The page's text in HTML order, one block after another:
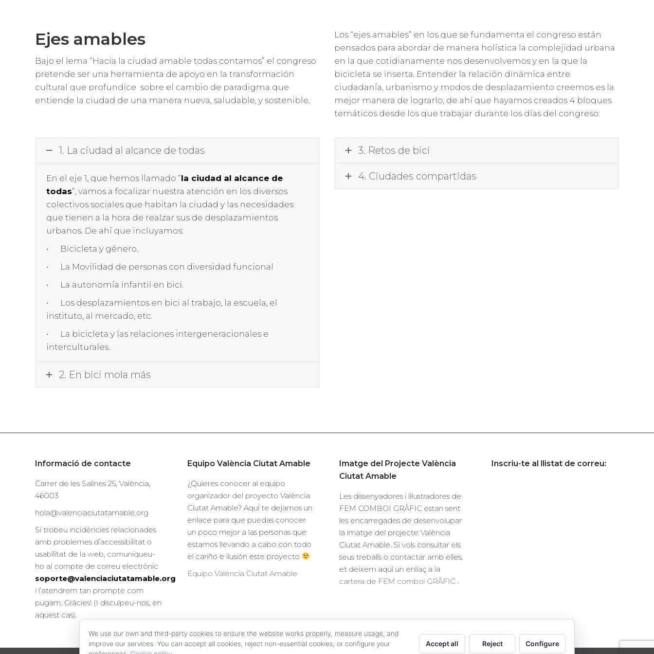
Ejes amables
Bajo el lema “Hacia la ciudad amable todas contamos” el congreso
pretende ser una herramienta de apoyo en la transformación
cultural que profundice sobre el cambio de paradigma que
entiende la ciudad de una manera nueva, saludable, y sostenible.
Los “ejes amables” en los que se fundamenta el congreso están
pensados para abordar de manera holística la complejidad urbana
en la que cotidianamente nos desenvolvemos y en la que la
bicicleta se inserta. Entender la relación dinámica entre
ciudadanía, urbanismo y modos de desplazamiento creemos es la
mejor manera de lograrlo, de ahí que hayamos creados 4 bloques
temáticos desde los que trabajar durante los días del congreso:
1. La ciudad al alcance de todas
En el eje 1, que hemos llamado “la ciudad al alcance de
todas”, vamos a focalizar nuestra atención en los diversos
colectivos sociales que habitan la ciudad y las necesidades
que tienen a la hora de realzar sus de desplazamientos
urbanos. De ahí que incluyamos:
• Bicicleta y género.
• La Movilidad de personas con diversidad funcional
• La autonomía infantil en bici.
• Los desplazamientos en bici al trabajo, la escuela, el
instituto, al mercado, etc.
• La bicicleta y las relaciones intergeneracionales e
interculturales.
2. En bici mola más
3. Retos de bici
4. Ciudades compartidas
Informació de contacte
Carrer de les Salines 25, València,
46003
hola@valenciaciutatamable.org
Si trobeu incidències relacionades
amb problemes d’accessibilitat o
usabilitat de la web, comuniqueu-
ho al compte de correu electrònic
soporte@valenciaciutatamable.org
i l’atendrem tan prompte com
pugam. Gràcies! (I disculpeu-nos, en
aquest cas).
Equipo València Ciutat Amable
¿Quieres conocer al equipo
organizador del proyecto València
Ciutat Amable? Aquí te dejamos un
enlace para que puedas conocer
un poco mejor a las personas que
estamos llevando a cabo con todo
el cariño e ilusión este proyecto
Equipo València Ciutat Amable
Imatge del Projecte València
Ciutat Amable
Les dissenyadores i il·lustradores de
FEM COMBOI GRÀFIC estan sent
les encarregades de desenvolupar
la imatge del projecte València
Ciutat Amable. Si vols consultar els
seus treballs o contactar amb elles,
et deixem aquí un enllaç a la
cartera de FEM comboi GRÀFIC
Inscriu-te al llistat de correu:
We use our own and third-party cookies to ensure the website works properly, measure usage, and
improve our services. You can accept all cookies, reject non-essential cookies, or configure your
Accept all Reject Configure